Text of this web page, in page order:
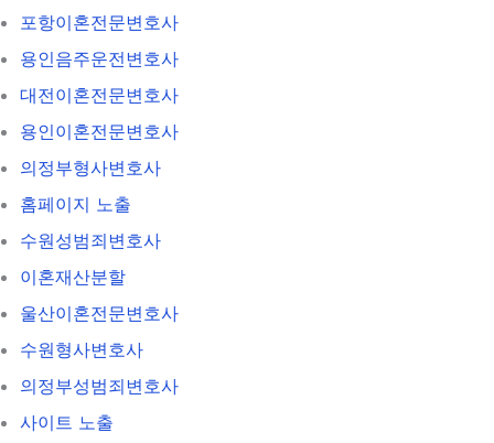
포항이혼전문변호사
용인음주운전변호사
대전이혼전문변호사
용인이혼전문변호사
의정부형사변호사
홈페이지 노출
수원성범죄변호사
이혼재산분할
울산이혼전문변호사
수원형사변호사
의정부성범죄변호사
사이트 노출